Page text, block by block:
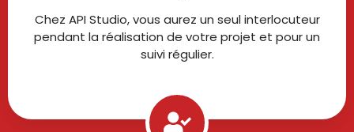
Chez API Studio, vous aurez un seul interlocuteur
pendant la réalisation de votre projet et pour un
suivi régulier.